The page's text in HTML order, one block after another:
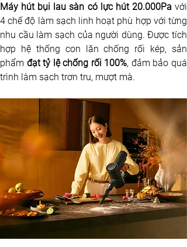
Máy hút bụi lau sàn có lực hút 20.000Pa với
4 chế độ làm sạch linh hoạt phù hợp với từng
nhu cầu làm sạch của người dùng. Được tích
hợp hệ thống con lăn chống rối kép, sản
phẩm đạt tỷ lệ chống rối 100%, đảm bảo quá
trình làm sạch trơn tru, mượt mà.